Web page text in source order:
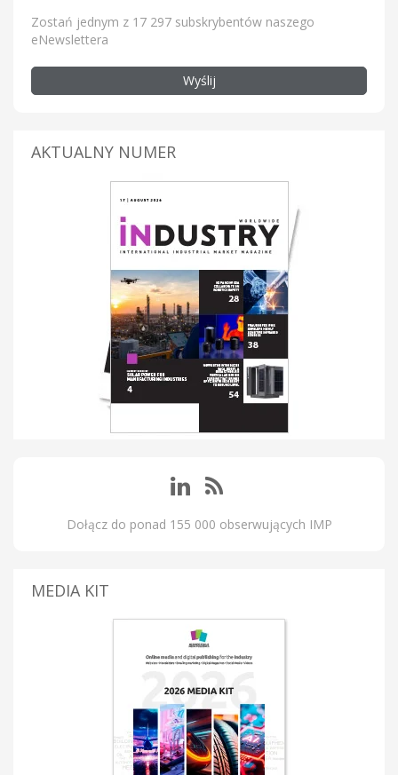
Zostań jednym z 17 297 subskrybentów naszego
eNewslettera
Wyślij
AKTUALNY NUMER
Dołącz do ponad 155 000 obserwujących IMP
MEDIA KIT